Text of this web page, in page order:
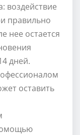
воздействие
правильно
нее остается
дней.
оставить